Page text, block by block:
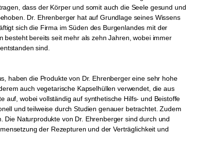
dass der Körper und somit auch die Seele gesund und
Dr. Ehrenberger hat auf Grundlage seines Wissens
sich die Firma im Süden des Burgenlandes mit der
besteht bereits seit mehr als zehn Jahren, wobei immer
sind.
haben die Produkte von Dr. Ehrenberger eine sehr hohe
auch vegetarische Kapselhüllen verwendet, die aus
auf, wobei vollständig auf synthetische Hilfs- und Beistoffe
und teilweise durch Studien genauer betrachtet. Zudem
Naturprodukte von Dr. Ehrenberger sind durch und
der Rezepturen und der Verträglichkeit und